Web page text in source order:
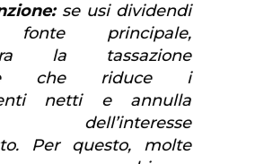
se usi dividendi
fonte principale,
la tassazione
che riduce i
netti e annulla
dell’interesse
Per questo, molte